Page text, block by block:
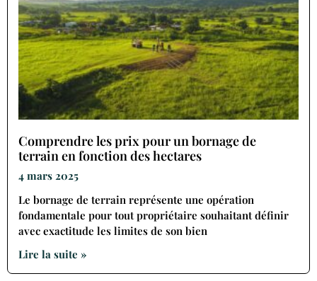
Comprendre les prix pour un bornage de
terrain en fonction des hectares
4 mars 2025
Le bornage de terrain représente une opération
fondamentale pour tout propriétaire souhaitant définir
avec exactitude les limites de son bien
Lire la suite »